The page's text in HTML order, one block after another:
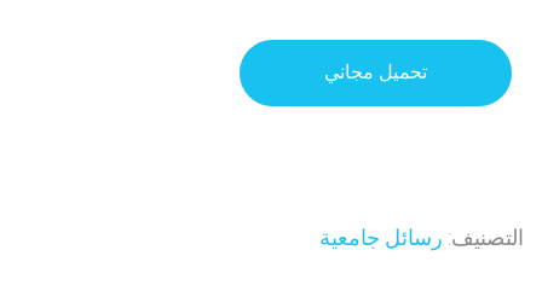
تحميل مجاني
التصنيف: رسائل جامعية